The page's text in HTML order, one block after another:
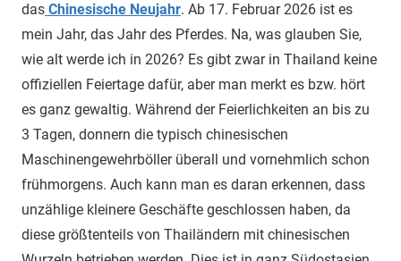
das Chinesische Neujahr. Ab 17. Februar 2026 ist es
mein Jahr, das Jahr des Pferdes. Na, was glauben Sie,
wie alt werde ich in 2026? Es gibt zwar in Thailand keine
offiziellen Feiertage dafür, aber man merkt es bzw. hört
es ganz gewaltig. Während der Feierlichkeiten an bis zu
3 Tagen, donnern die typisch chinesischen
Maschinengewehrböller überall und vornehmlich schon
frühmorgens. Auch kann man es daran erkennen, dass
unzählige kleinere Geschäfte geschlossen haben, da
diese größtenteils von Thailändern mit chinesischen